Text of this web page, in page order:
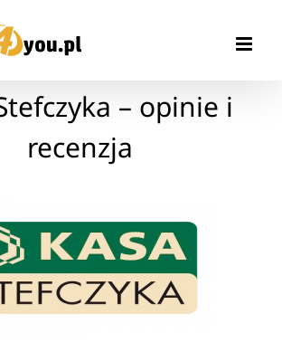
– opinie i
recenzja